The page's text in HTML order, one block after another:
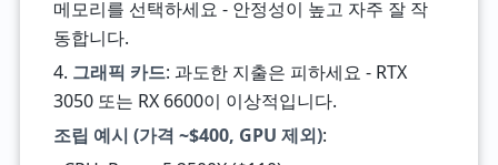
메모리를 선택하세요 - 안정성이 높고 자주 잘 작
동합니다.
4. 그래픽 카드: 과도한 지출은 피하세요 - RTX
3050 또는 RX 6600이 이상적입니다.
조립 예시 (가격 ~$400, GPU 제외):